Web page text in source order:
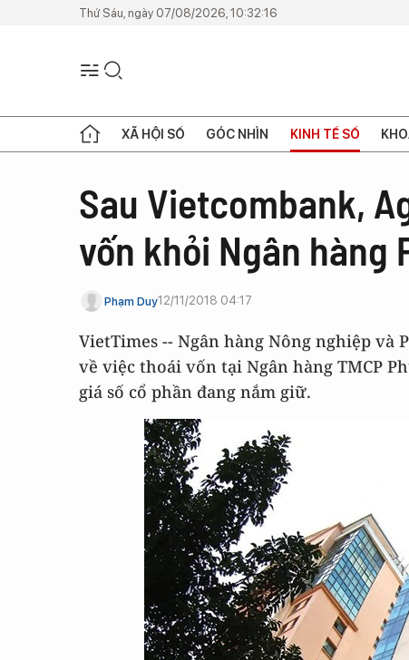
Thứ Sáu, ngày 07/08/2026, 10:32:16
XÃ HỘI SỐ GÓC NHÌN KINH TẾ SỐ
Sau Vietcombank,
vốn khỏi Ngân hàng
Phạm Duy12/11/2018 04:17
VietTimes -- Ngân hàng Nông nghiệp
về việc thoái vốn tại Ngân hàng TMCP
giá số cổ phần đang nắm giữ.